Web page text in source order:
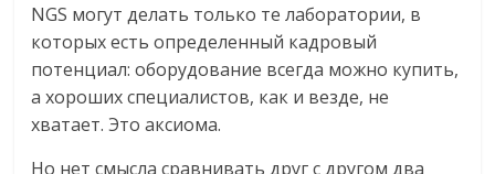
NGS могут делать только те лаборатории, в
которых есть определенный кадровый
потенциал: оборудование всегда можно купить,
а хороших специалистов, как и везде, не
хватает. Это аксиома.
Но нет смысла сравнивать друг с другом два